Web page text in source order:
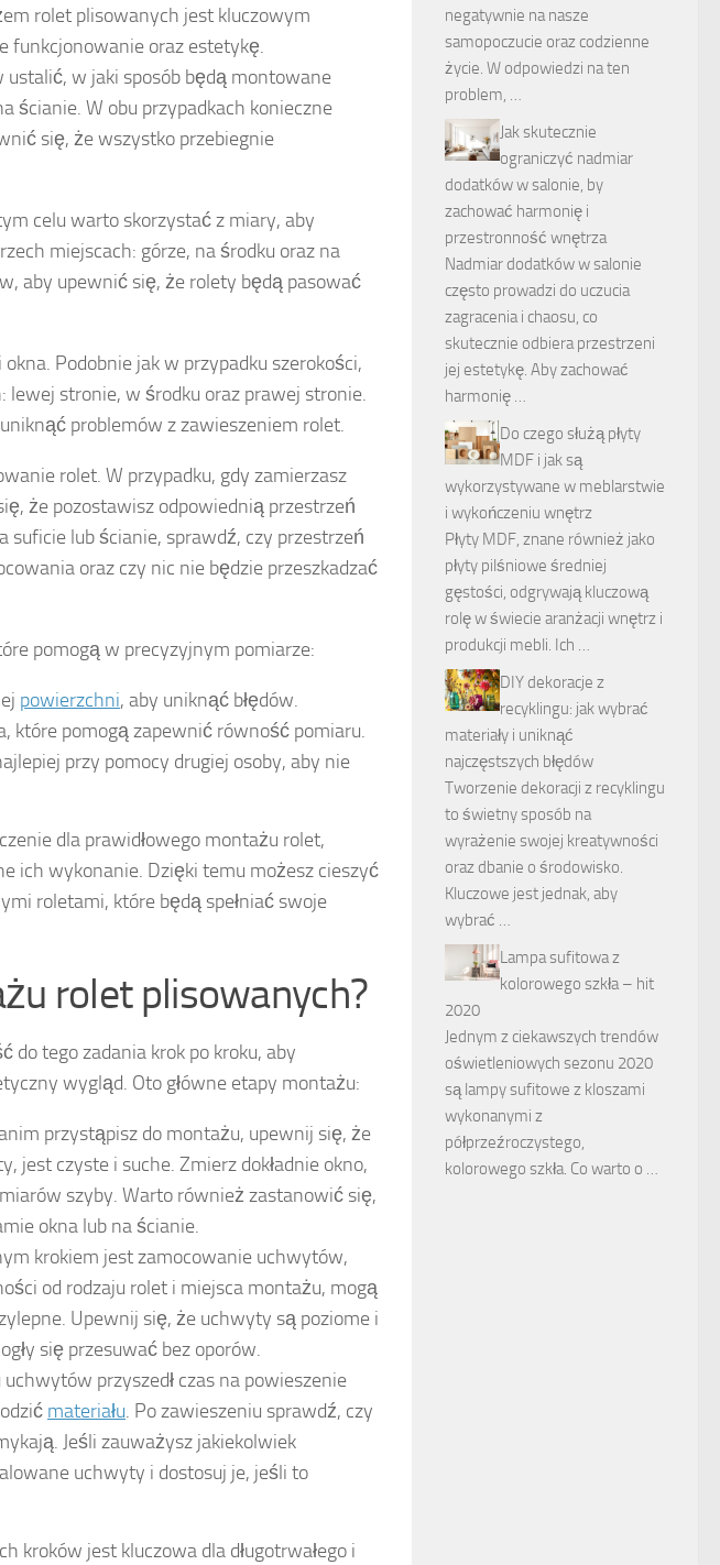
rolet plisowanych jest kluczowym
funkcjonowanie oraz estetykę.
w jaki sposób będą montowane
ścianie. W obu przypadkach konieczne
się, że wszystko przebiegnie
celu warto skorzystać z miary, aby
miejscach: górze, na środku oraz na
aby upewnić się, że rolety będą pasować
Podobnie jak w przypadku szerokości,
stronie, w środku oraz prawej stronie.
problemów z zawieszeniem rolet.
rolet. W przypadku, gdy zamierzasz
że pozostawisz odpowiednią przestrzeń
suficie lub ścianie, sprawdź, czy przestrzeń
oraz czy nic nie będzie przeszkadzać
pomogą w precyzyjnym pomiarze:
powierzchni, aby uniknąć błędów.
które pomogą zapewnić równość pomiaru.
przy pomocy drugiej osoby, aby nie
dla prawidłowego montażu rolet,
ich wykonanie. Dzięki temu możesz cieszyć
roletami, które będą spełniać swoje
rolet plisowanych?
tego zadania krok po kroku, aby
wygląd. Oto główne etapy montażu:
przystąpisz do montażu, upewnij się, że
jest czyste i suche. Zmierz dokładnie okno,
szyby. Warto również zastanowić się,
okna lub na ścianie.
krokiem jest zamocowanie uchwytów,
od rodzaju rolet i miejsca montażu, mogą
Upewnij się, że uchwyty są poziome i
się przesuwać bez oporów.
przyszedł czas na powieszenie
materiału. Po zawieszeniu sprawdź, czy
Jeśli zauważysz jakiekolwiek
uchwyty i dostosuj je, jeśli to
kroków jest kluczowa dla długotrwałego i
negatywnie na nasze
samopoczucie oraz codzienne
życie. W odpowiedzi na ten
problem, …
Jak skutecznie
ograniczyć nadmiar
dodatków w salonie, by
zachować harmonię i
przestronność wnętrza
Nadmiar dodatków w salonie
często prowadzi do uczucia
zagracenia i chaosu, co
skutecznie odbiera przestrzeni
jej estetykę. Aby zachować
harmonię …
Do czego służą płyty
MDF i jak są
wykorzystywane w meblarstwie
i wykończeniu wnętrz
Płyty MDF, znane również jako
płyty pilśniowe średniej
gęstości, odgrywają kluczową
rolę w świecie aranżacji wnętrz i
produkcji mebli. Ich …
DIY dekoracje z
recyklingu: jak wybrać
materiały i uniknąć
najczęstszych błędów
Tworzenie dekoracji z recyklingu
to świetny sposób na
wyrażenie swojej kreatywności
oraz dbanie o środowisko.
Kluczowe jest jednak, aby
wybrać …
Lampa sufitowa z
kolorowego szkła – hit
2020
Jednym z ciekawszych trendów
oświetleniowych sezonu 2020
są lampy sufitowe z kloszami
wykonanymi z
półprzeźroczystego,
kolorowego szkła. Co warto o …